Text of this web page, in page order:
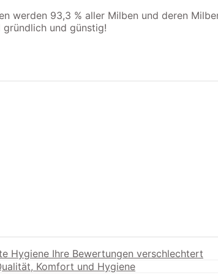
werden 93,3 % aller Milben und deren
gründlich und günstig!
Hygiene Ihre Bewertungen verschlechtert
Komfort und Hygiene